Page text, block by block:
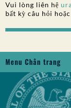
Vui lòng liên hệ
bất kỳ câu hỏi
Menu Chân trang